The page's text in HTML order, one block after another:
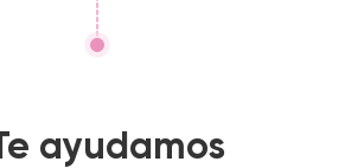
ayudamos